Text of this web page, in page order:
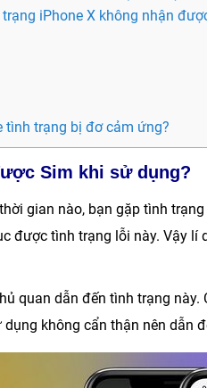
iPhone X không nhận
tình trạng bị đơ cảm ứng?
Sim khi sử dụng?
gian nào, bạn gặp tình trạng
được tình trạng lỗi này. Vậy lí
quan dẫn đến tình trạng này.
không cẩn thận nên dẫn